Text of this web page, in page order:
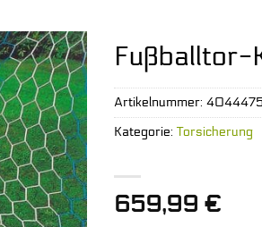
Fußballtor-
659,99 €
Artikelnummer:
Kategorie: Torsicherung